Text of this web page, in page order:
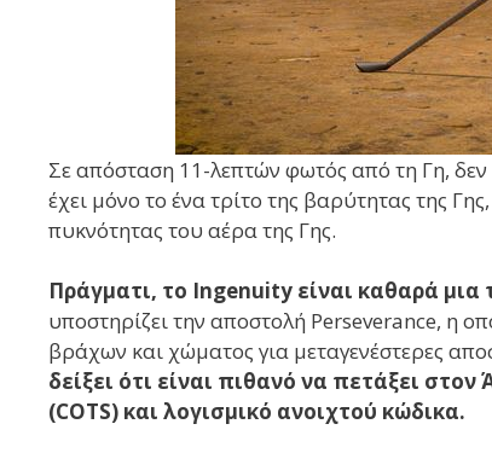
Σε απόσταση 11-λεπτών φωτός από τη Γη, δεν
έχει μόνο το ένα τρίτο της βαρύτητας της
πυκνότητας του αέρα της Γης.
Πράγματι, το Ingenuity είναι καθαρά μια
υποστηρίζει την αποστολή Perseverance, η
βράχων και χώματος για μεταγενέστερες
δείξει ότι είναι πιθανό να πετάξει
(COTS) και λογισμικό ανοιχτού κώδικα.